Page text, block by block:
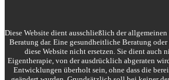
Diese Website dient ausschließlich der
Beratung dar. Eine gesundheitliche Beratung
diese Website nicht ersetzen. Sie dient auch
Eigentherapie, von der ausdrücklich abgeraten
Entwicklungen überholt sein, ohne dass die